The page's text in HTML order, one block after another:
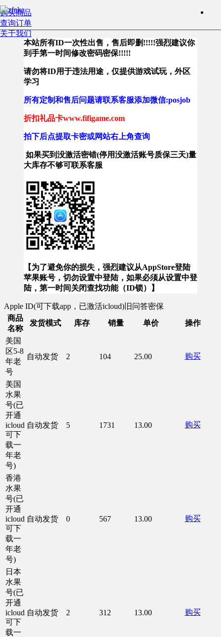
购买商品
查询订单
关于我们
本站所有ID一次性出售，售后即删!!!!!强烈建议你
到手第一时间修改密码密保!!!!!
请勿将ID用于违法用途，仅提供游戏试玩，外区
学习
所有定制和售后问题请联系客服添加微信:posjob
折扣礼品卡www.fifigame.com
拍下后点提取卡密或网站右上角查询
如果买到没激活密错(停用没激活账号质保三天)量
大库存不够可联系客服
【为了避免你的损失，强烈建议从AppStore登陆
苹果账号，切勿设置中登陆，如果必须从设置中登
陆，第一时间关闭查找功能（ID锁）】
Apple ID(可下载app，已激活icloud)旧问答密保
商品
名称
发货模式 库存 销量 单价 操作
美国
区5-8
年老
号
自动发货 2 104 25.00 购买
美国
水果
号(已
开通
icloud
可下
载一
年老
号)
自动发货 5 1731 13.00 购买
香港
水果
号(已
开通
icloud
可下
载一
年老
号)
自动发货 0 567 13.00 购买
日本
水果
号(已
开通
icloud
可下
载一
自动发货 2 312 13.00 购买